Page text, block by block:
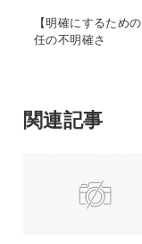
【明確にするため
任の不明確さ
関連記事